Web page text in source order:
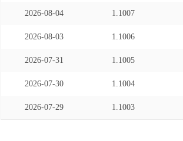
2026-08-04 1.1007
2026-08-03 1.1006
2026-07-31 1.1005
2026-07-30 1.1004
2026-07-29 1.1003